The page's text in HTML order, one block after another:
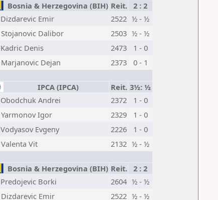
Bosnia & Herzegovina (BIH) Reit. 2 : 2
Dizdarevic Emir 2522 ½ - ½
Stojanovic Dalibor 2503 ½ - ½
Kadric Denis 2473
1 - 0
Marjanovic Dejan 2373
0 - 1
IPCA (IPCA) Reit. 3½: ½
Obodchuk Andrei 2372
1 - 0
Yarmonov Igor 2329
1 - 0
Vodyasov Evgeny 2226
1 - 0
Valenta Vit 2132 ½ - ½
Bosnia & Herzegovina (BIH) Reit. 2 : 2
Predojevic Borki 2604 ½ - ½
Dizdarevic Emir 2522 ½ - ½